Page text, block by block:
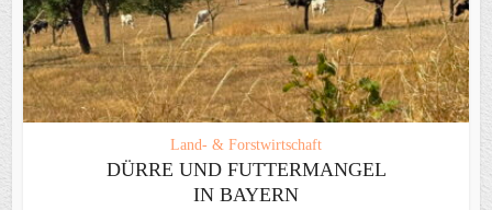
Land- & Forstwirtschaft
DÜRRE UND FUTTERMANGEL
IN BAYERN